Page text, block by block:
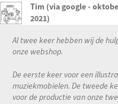
Tim (via google -
2021)
Al twee keer hebben wij de
onze webshop.
De eerste keer voor een
muziekmobielen. De tweede
voor de productie van onze